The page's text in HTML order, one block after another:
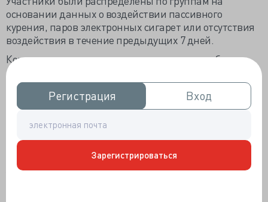
Регистрация
Регистрация Вход
Вход
Зарегистрироваться
основании данных о воздействии пассивного
курения, паров электронных сигарет или отсутствия
воздействия в течение предыдущих 7 дней.
Концентрация котинина в сыворотке крови была
измерена в качестве основного показателя для
количественной оценки абсорбции никотина.
Результаты: Абсорбция никотина была самой
пассивного курения обычных сигарет, при этом
концентрация котинина в сыворотке крови составила
0,494 мкг/л (95% ДИ, 0,386–0,633 мкг/л).